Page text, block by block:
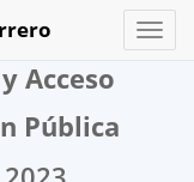
Toggle
Acceso
Pública